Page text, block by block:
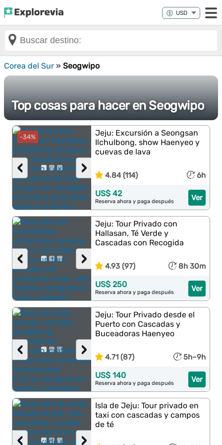
Corea del Sur » Seogwipo
Top cosas para hacer en Seogwipo
-34%
›
‹
Jeju: Excursión a Seongsan
Ilchulbong, show Haenyeo y
cuevas de lava
4.84 (114) 6h
Ver
US$ 42
Reserva ahora y paga después
›
‹
Jeju: Tour Privado con
Hallasan, Té Verde y
Cascadas con Recogida
4.93 (97) 8h 30m
Ver
US$ 250
Reserva ahora y paga después
›
‹
Jeju: Tour Privado desde el
Puerto con Cascadas y
Buceadoras Haenyeo
4.71 (87) 5h–9h
Ver
US$ 140
Reserva ahora y paga después
›
‹
Isla de Jeju: Tour privado en
taxi con cascadas y campos
de té